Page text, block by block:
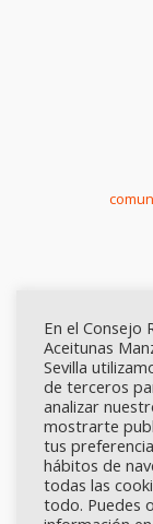
Calidad
En el Consejo
Aceitunas
Sevilla
de terceros
analizar
mostrarte
tus
hábitos de
todas las
todo. Puedes